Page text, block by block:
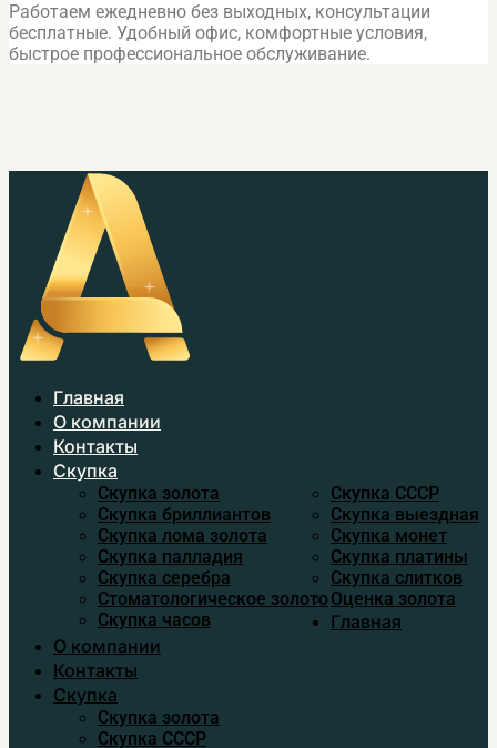
Работаем ежедневно без выходных, консультации
бесплатные. Удобный офис, комфортные условия,
быстрое профессиональное обслуживание.
Главная
О компании
Контакты
Скупка
Скупка золота
Скупка CCСР
Скупка бриллиантов
Скупка выездная
Скупка лома золота
Скупка монет
Скупка палладия
Скупка платины
Скупка серебра
Скупка слитков
Стоматологическое золотоОценка золота
Скупка часов
Главная
О компании
Контакты
Скупка
Скупка золота
Скупка CCСР